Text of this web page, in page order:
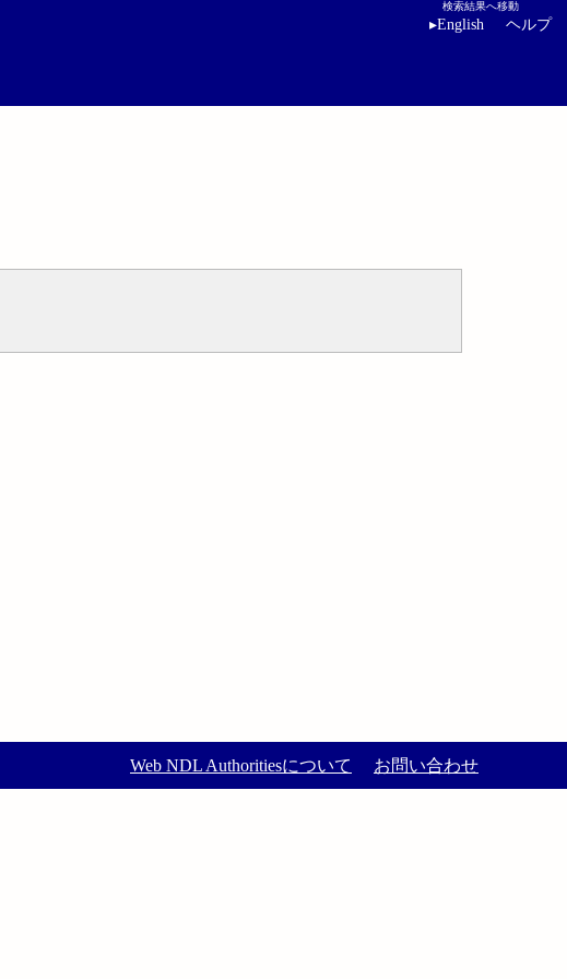
検索結果へ移動
▸English ヘルプ
Web NDL Authoritiesについて お問い合わせ